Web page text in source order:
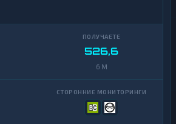
526,6
6 M